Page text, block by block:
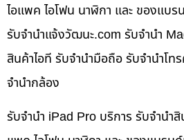
ไอแพค ไอโฟน นาฬิกา และ ของแบร
รับจํานําแจ้งวัฒนะ.com รับจำนำ
สินค้าไอที รับจำนำมือถือ รับจำนำโ
จำนำกล้อง
รับจำนำ iPad Pro บริการ รับจำนำ